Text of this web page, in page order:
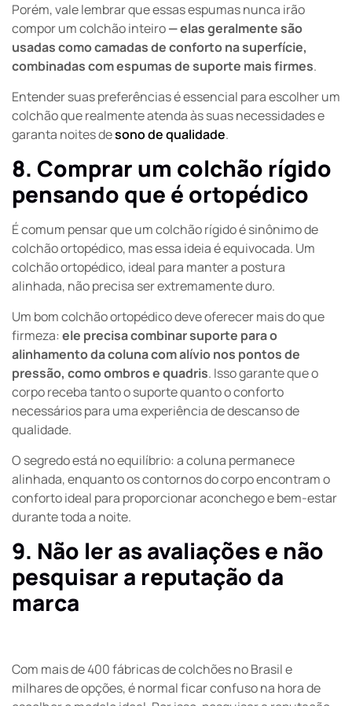
Porém, vale lembrar que essas espumas nunca irão
compor um colchão inteiro— elas geralmente são
usadas como camadas de conforto na superfície,
combinadas com espumas de suporte mais firmes.
Entender suas preferências é essencial para escolher um
colchão que realmente atenda às suas necessidades e
garanta noites desono de qualidade.
8. Comprar um colchão rígido
pensando que é ortopédico
É comum pensar que um colchão rígido é sinônimo de
colchão ortopédico, mas essa ideia é equivocada. Um
colchão ortopédico, ideal para manter a postura
alinhada, não precisa ser extremamente duro.
Um bom colchão ortopédico deve oferecer mais do que
firmeza: ele precisa combinarsuporte para o
alinhamento da coluna com alívio nos pontos de
pressão, como ombros e quadris. Isso garante que o
corpo receba tanto o suporte quanto o conforto
necessários para uma experiência de descanso de
qualidade.
O segredo está no equilíbrio: a coluna permanece
alinhada, enquanto os contornos do corpo encontram o
conforto ideal para proporcionar aconchego e bem-estar
durante toda a noite.
9. Não ler as avaliações e não
pesquisar a reputação da
marca
Com mais de 400 fábricas de colchões no Brasil e
milhares de opções, é normal ficar confuso na hora de